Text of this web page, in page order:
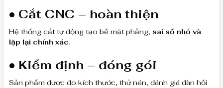
• Cắt CNC – hoàn thiện
Hệ thống cắt tự động tạo bề mặt phẳng, sai số nhỏ và
lặp lại chính xác.
• Kiểm định – đóng gói
Sản phẩm được đo kích thước, thử nén, đánh giá đàn hồi